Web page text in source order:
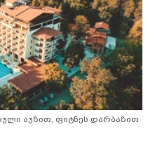
აუზით, ფიტნეს დარბაზით